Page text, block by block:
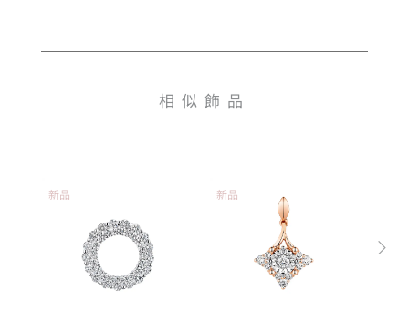
相似飾品
新品 新品